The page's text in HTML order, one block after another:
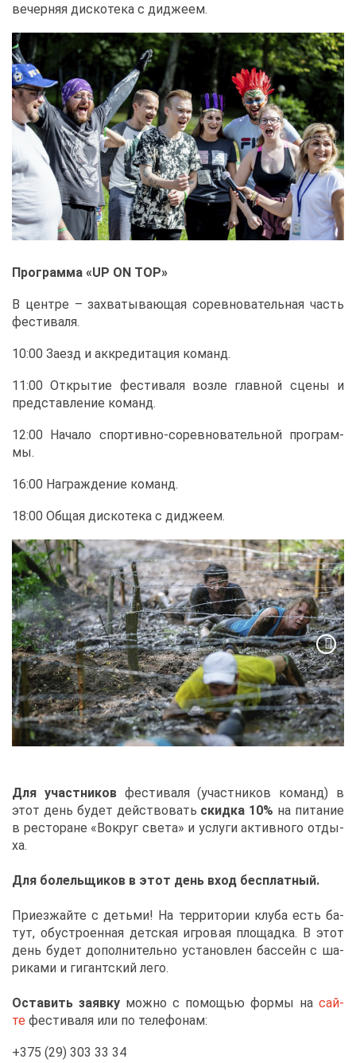
ве­чер­няя дис­ко­те­ка с ди­дже­ем.
Про­грам­ма «UP ON TOP»
В цен­тре – за­хва­ты­ва­ю­щая со­рев­но­ва­тель­ная часть
фе­сти­ва­ля.
10:00 За­езд и ак­кре­ди­та­ция ко­манд.
11:00 От­кры­тие фе­сти­ва­ля воз­ле глав­ной сце­ны и
пред­став­ле­ние ко­манд.
12:00 На­ча­ло спор­тив­но-со­рев­но­ва­тель­ной про­грам­
мы.
16:00 На­граж­де­ние ко­манд.
18:00 Об­щая дис­ко­те­ка с ди­дже­ем.
Для участ­ни­ковфе­сти­ва­ля (участ­ни­ков ко­манд) в
этот день бу­дет дей­ство­вать скид­ка 10% на пи­та­ние
в ре­сто­ране «Во­круг све­та» и услу­ги ак­тив­но­го от­ды­
ха.
Для бо­лель­щи­ков в этот день вход бес­плат­ный.
При­ез­жай­те с детьми! На тер­ри­то­рии клу­ба есть ба­
тут, обу­стро­ен­ная дет­ская иг­ро­вая пло­щад­ка. В этот
день бу­дет до­пол­ни­тель­но уста­нов­лен бас­сейн с ша­
ри­ка­ми и ги­гант­ский ле­го.
Оста­вить за­яв­ку мож­но с по­мо­щью фор­мы на сай­
те фе­сти­ва­ля или по те­ле­фо­нам:
+375 (29) 303 33 34